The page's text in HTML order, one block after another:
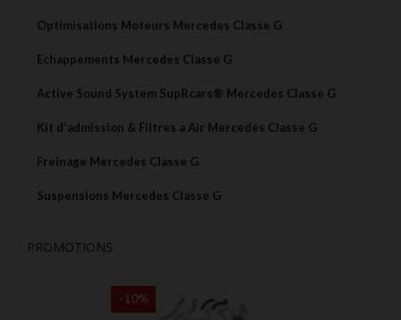
Optimisations Moteurs Mercedes Classe G
Echappements Mercedes Classe G
Active Sound System SupRcars® Mercedes Classe G
Kit d'admission & Filtres a Air Mercedes Classe G
Freinage Mercedes Classe G
Suspensions Mercedes Classe G
PROMOTIONS
-10%